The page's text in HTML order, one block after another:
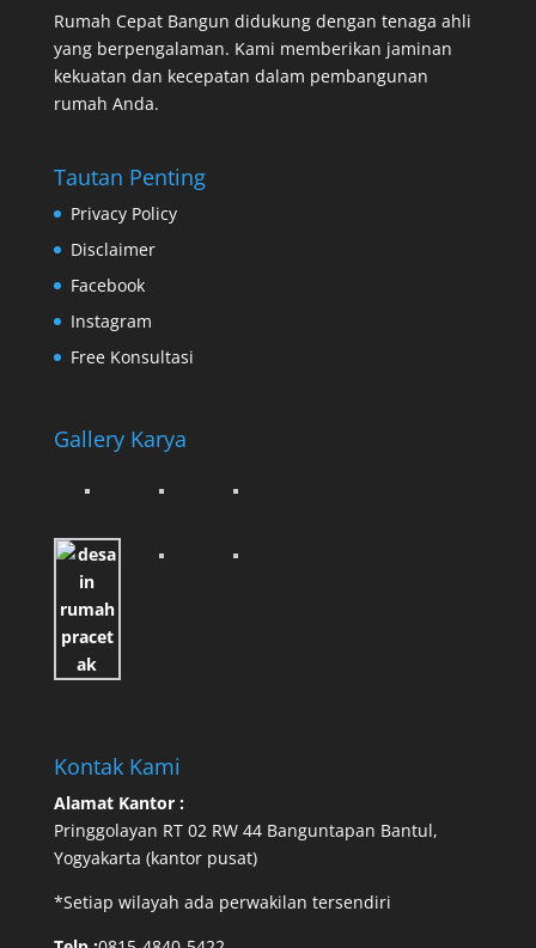
Rumah Cepat Bangun didukung dengan tenaga ahli
yang berpengalaman. Kami memberikan jaminan
kekuatan dan kecepatan dalam pembangunan
rumah Anda.
Tautan Penting
Privacy Policy
Disclaimer
Facebook
Instagram
Free Konsultasi
Gallery Karya
Kontak Kami
Alamat Kantor :
Pringgolayan RT 02 RW 44 Banguntapan Bantul,
Yogyakarta (kantor pusat)
*Setiap wilayah ada perwakilan tersendiri